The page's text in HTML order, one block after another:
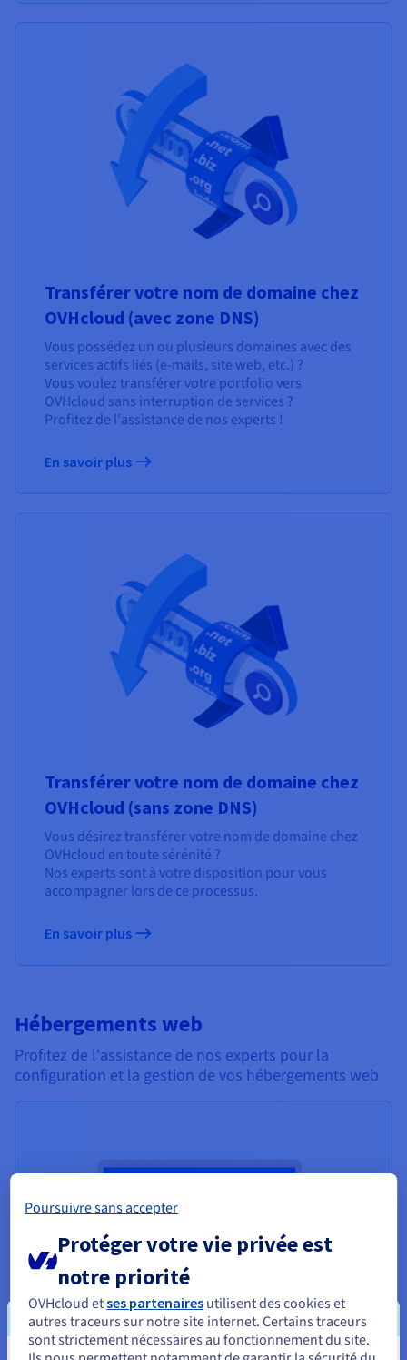
Transférer votre nom de domaine chez
OVHcloud (avec zone DNS)
Vous possédez un ou plusieurs domaines avec des
services actifs liés (e-mails, site web, etc.) ?
Vous voulez transférer votre portfolio vers
OVHcloud sans interruption de services ?
Profitez de l'assistance de nos experts !
En savoir plus
Transférer votre nom de domaine chez
OVHcloud (sans zone DNS)
Vous désirez transférer votre nom de domaine chez
OVHcloud en toute sérénité ?
Nos experts sont à votre disposition pour vous
accompagner lors de ce processus.
En savoir plus
Hébergements web
Profitez de l'assistance de nos experts pour la
configuration et la gestion de vos hébergements web
Poursuivre sans accepter
Protéger votre vie privée est
notre priorité
OVHcloud etses partenaires utilisent des cookies et
autres traceurs sur notre site internet. Certains traceurs
sont strictement nécessaires au fonctionnement du site.